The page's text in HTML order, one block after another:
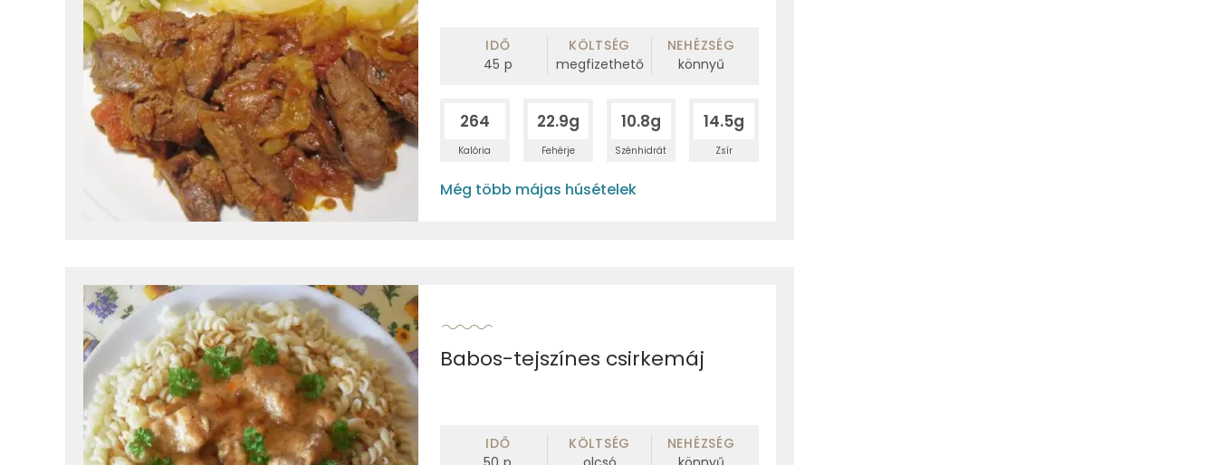
IDŐ
45 p
KÖLTSÉG
megfizethető
NEHÉZSÉG
könnyű
264
Kalória
22.9g
Fehérje
10.8g
Szénhidrát
14.5g
Zsír
Még több májas húsételek
Babos-tejszínes csirkemáj
IDŐ
KÖLTSÉG
NEHÉZSÉG